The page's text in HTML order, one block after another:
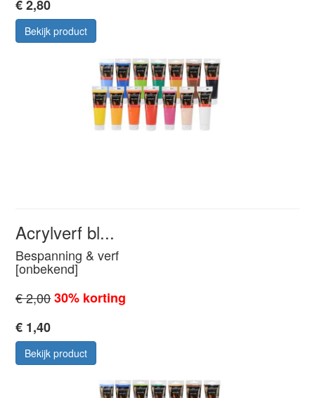
€ 2,80
Bekijk product
Acrylverf bl...
Bespanning & verf
[onbekend]
€ 2,0030% korting
€ 1,40
Bekijk product